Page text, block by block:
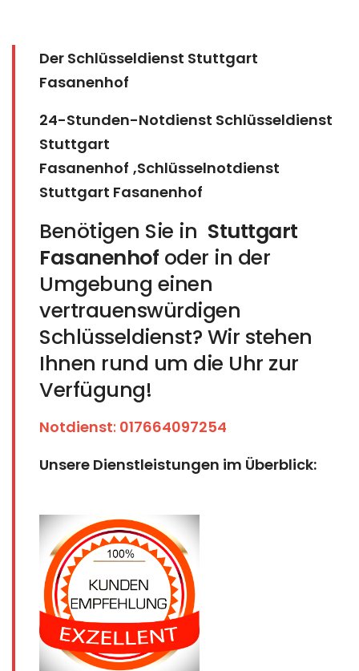
Der Schlüsseldienst Stuttgart
Fasanenhof
24-Stunden-Notdienst Schlüsseldienst
Stuttgart
Fasanenhof ,Schlüsselnotdienst
Stuttgart Fasanenhof
Benötigen Sie in Stuttgart
Fasanenhof oder in der
Umgebung einen
vertrauenswürdigen
Schlüsseldienst? Wir stehen
Ihnen rund um die Uhr zur
Verfügung!
Notdienst: 017664097254
Unsere Dienstleistungen im Überblick: